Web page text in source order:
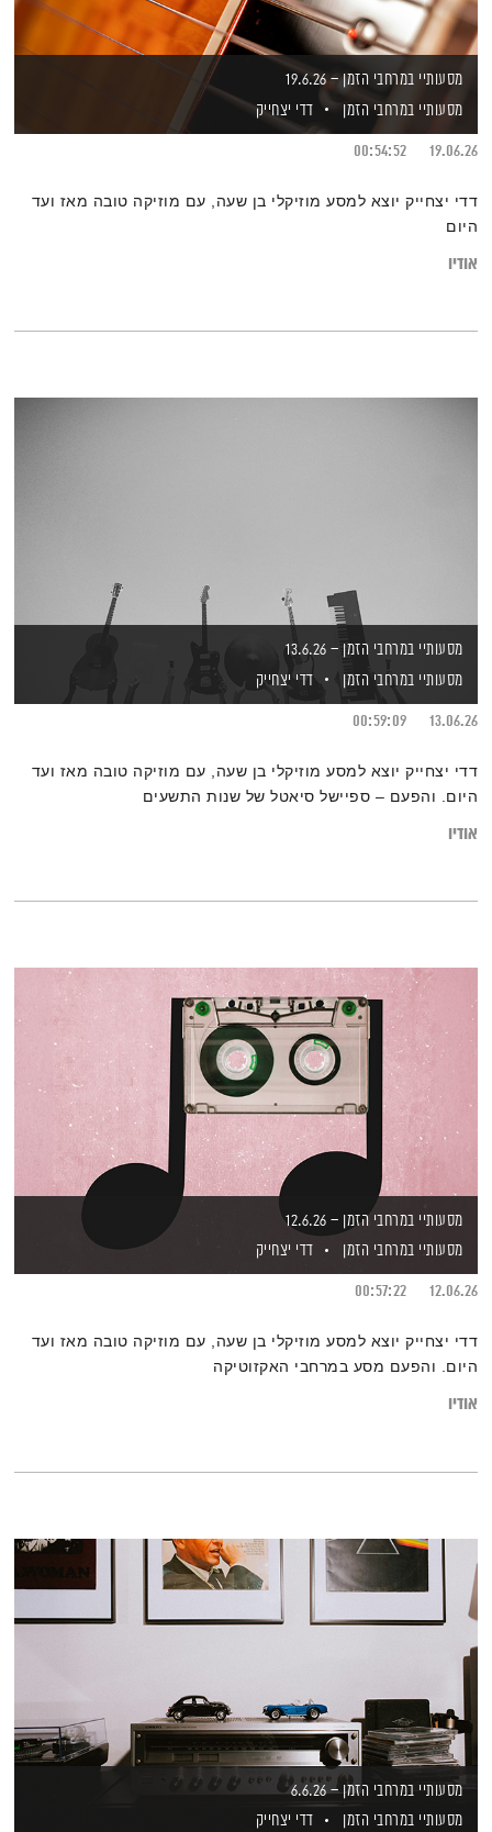
מסעותיי במרחבי הזמן – 19.6.26
מסעותיי במרחבי הזמן
דדי יצחייק
19.06.26
00:54:52
דדי יצחייק יוצא למסע מוזיקלי בן שעה, עם מוזיקה טובה מאז ועד
היום
אודיו
מסעותיי במרחבי הזמן – 13.6.26
מסעותיי במרחבי הזמן
דדי יצחייק
13.06.26
00:59:09
דדי יצחייק יוצא למסע מוזיקלי בן שעה, עם מוזיקה טובה מאז ועד
היום. והפעם – ספיישל סיאטל של שנות התשעים
אודיו
מסעותיי במרחבי הזמן – 12.6.26
מסעותיי במרחבי הזמן
דדי יצחייק
12.06.26
00:57:22
דדי יצחייק יוצא למסע מוזיקלי בן שעה, עם מוזיקה טובה מאז ועד
היום. והפעם מסע במרחבי האקזוטיקה
אודיו
מסעותיי במרחבי הזמן – 6.6.26
מסעותיי במרחבי הזמן
דדי יצחייק